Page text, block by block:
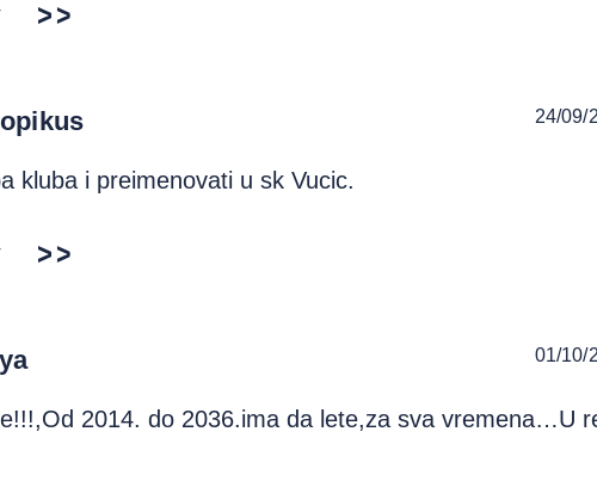
24/09/
kluba i preimenovati u sk Vucic.
01/10/
2014. do 2036.ima da lete,za sva vremena…U